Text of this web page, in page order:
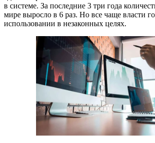
в системе. За последние 3 три года
мире выросло в 6 раз. Но все чаще власти
использовании в незаконных целях.